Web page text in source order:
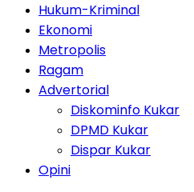
Hukum-Kriminal
Ekonomi
Metropolis
Ragam
Advertorial
Diskominfo Kukar
DPMD Kukar
Dispar Kukar
Opini